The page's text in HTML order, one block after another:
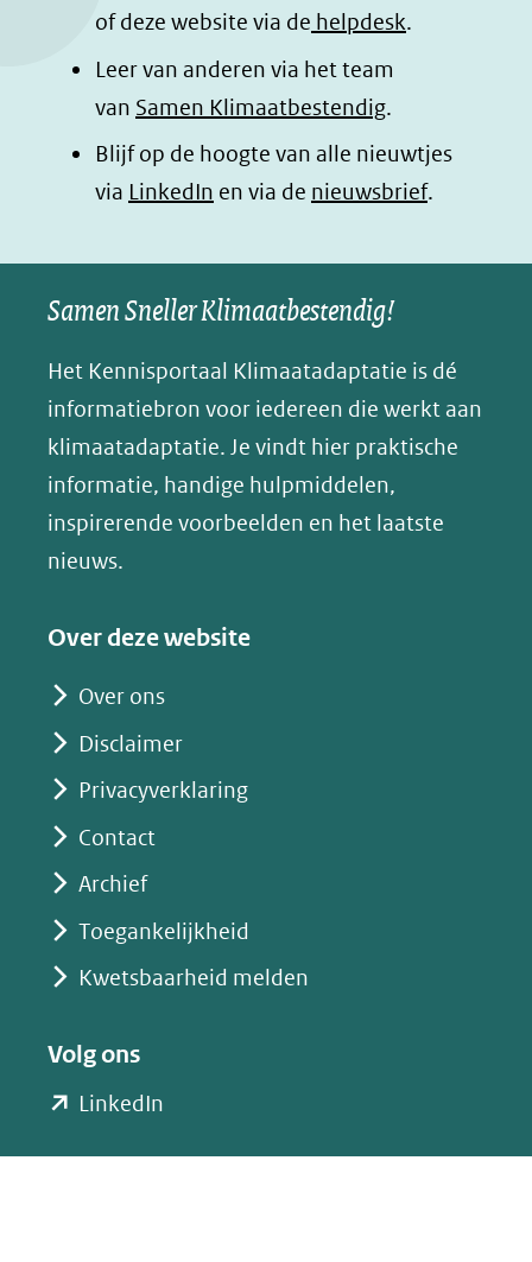
o
(opent
in
nieuw
venster)
naar
een
website)
I
(opent
in
nieuw
venster)
naar
een
website)
p
(opent
in
nieuw
venster)
naar
een
website)
e
o
p
B
l
e
s
y
(opent
in
nieuw
venster)
of deze website via de helpdesk.
Leer van anderen via het team
van Samen Klimaatbestendig.
Blijf op de hoogte van alle nieuwtjes
via LinkedIn (opent
nieuw
venster)
naar
een
andere
website)
en via de nieuwsbrief.
Samen Sneller Klimaatbestendig!
Het Kennisportaal Klimaatadaptatie is dé
informatiebron voor iedereen die werkt aan
klimaatadaptatie. Je vindt hier praktische
informatie, handige hulpmiddelen,
inspirerende voorbeelden en het laatste
nieuws.
Over deze website
Over ons
Disclaimer
Privacyverklaring
Contact
Archief
Toegankelijkheid
Kwetsbaarheid melden
Volg ons
LinkedIn